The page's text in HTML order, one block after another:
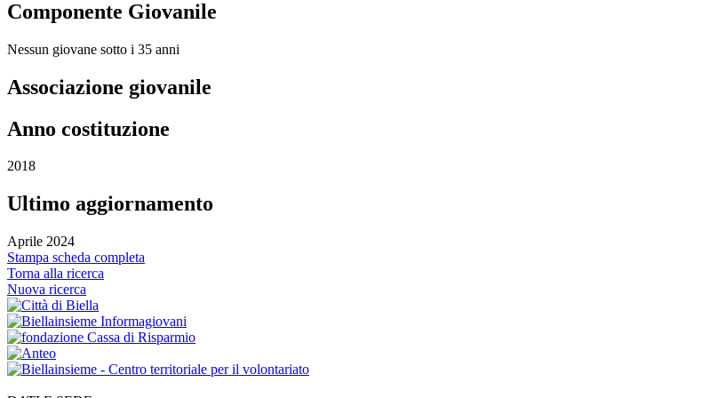
Componente Giovanile
Nessun giovane sotto i 35 anni
Associazione giovanile
Anno costituzione
2018
Ultimo aggiornamento
Aprile 2024
Stampa scheda completa
Torna alla ricerca
Nuova ricerca